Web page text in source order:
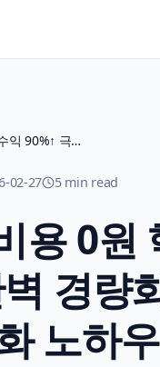
2026년 최신! LLM 비용 0원 혁명: AI 수익 90%↑ 극대화하는 완벽 경량화 실전 가이드 & 수익화 노하우
02-27 5 min read
용 0원
경량
노하우